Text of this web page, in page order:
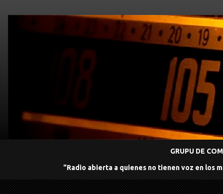
GRUPU DE
"Radio abierta a quienes no tienen voz en los